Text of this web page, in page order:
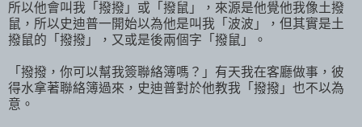
所以他會叫我「撥撥」或「撥鼠」，來源是他覺他我像土撥
鼠，所以史迪普一開始以為他是叫我「波波」，但其實是土
撥鼠的「撥撥」，又或是後兩個字「撥鼠」。
「撥撥，你可以幫我簽聯絡簿嗎？」有天我在客廳做事，彼
得水拿著聯絡簿過來，史迪普對於他教我「撥撥」也不以為
意。